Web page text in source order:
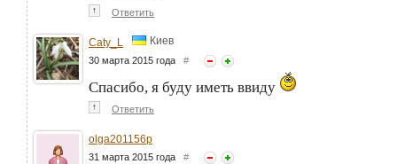
↑ Ответить
Caty_L Киев
30 марта 2015 года #
Спасибо, я буду иметь ввиду
↑ Ответить
olga201156p
31 марта 2015 года #